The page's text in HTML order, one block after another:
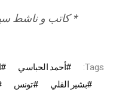
* كاتب و ناشط
Tags: أحمد الحباسي
بشير القلي
تونس